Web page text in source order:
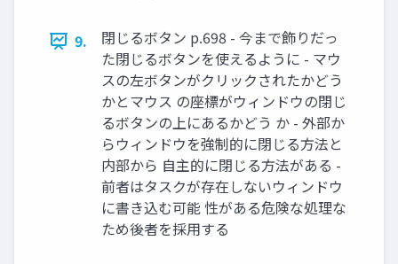
9.
閉じるボタン p.698 - 今まで飾りだっ
た閉じるボタンを使えるように - マウ
スの左ボタンがクリックされたかどう
かとマウス の座標がウィンドウの閉じ
るボタンの上にあるかどう か - 外部か
らウィンドウを強制的に閉じる方法と
内部から 自主的に閉じる方法がある -
前者はタスクが存在しないウィンドウ
に書き込む可能 性がある危険な処理な
ため後者を採用する